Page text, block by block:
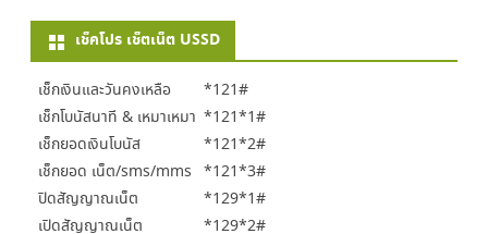
เช็คโปร เช็ตเน็ต USSD
เช็กเงินและวันคงเหลือ
*121#
เช็กโบนัสนาที & เหมาเหมา *121*1#
เช็กยอดเงินโบนัส
*121*2#
เช็กยอด เน็ต/sms/mms *121*3#
ปิดสัญญาณเน็ต
*129*1#
เปิดสัญญาณเน็ต
*129*2#